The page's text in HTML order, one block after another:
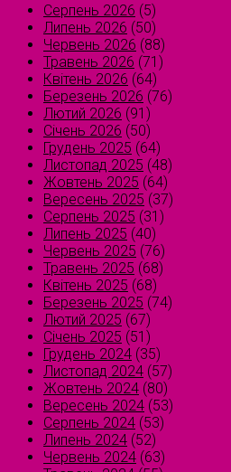
Серпень 2026 (5)
Липень 2026 (50)
Червень 2026 (88)
Травень 2026 (71)
Квітень 2026 (64)
Березень 2026 (76)
Лютий 2026 (91)
Січень 2026 (50)
Грудень 2025 (64)
Листопад 2025 (48)
Жовтень 2025 (64)
Вересень 2025 (37)
Серпень 2025 (31)
Липень 2025 (40)
Червень 2025 (76)
Травень 2025 (68)
Квітень 2025 (68)
Березень 2025 (74)
Лютий 2025 (67)
Січень 2025 (51)
Грудень 2024 (35)
Листопад 2024 (57)
Жовтень 2024 (80)
Вересень 2024 (53)
Серпень 2024 (53)
Липень 2024 (52)
Червень 2024 (63)